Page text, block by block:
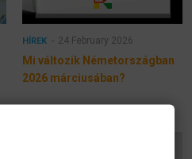
HÍREK 24 February 2026
Mi változik Németországban
2026 márciusában?